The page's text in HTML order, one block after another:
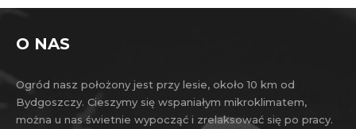
O NAS
Ogród nasz położony jest przy lesie, około 10 km od
Bydgoszczy. Cieszymy się wspaniałym mikroklimatem,
można u nas świetnie wypocząć i zrelaksować się po pracy.